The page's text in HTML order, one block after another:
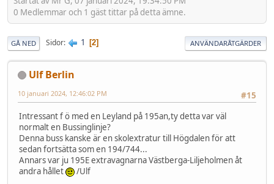
0 Medlemmar och 1 gäst tittar på detta ämne.
GÅ NED Sidor 1 2 ANVÄNDARÅTGÄRDER
Ulf Berlin
#15
10 januari 2024, 12:46:02 PM
Intressant f ö med en Leyland på 195an,ty detta var väl
normalt en Bussinglinje?
Denna buss kanske är en skolextratur till Högdalen för att
sedan fortsätta som en 194/744...
Annars var ju 195E extravagnarna Västberga-Liljeholmen åt
andra hållet
/Ulf